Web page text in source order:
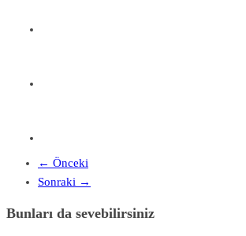
← Önceki
Sonraki →
Bunları da sevebilirsiniz